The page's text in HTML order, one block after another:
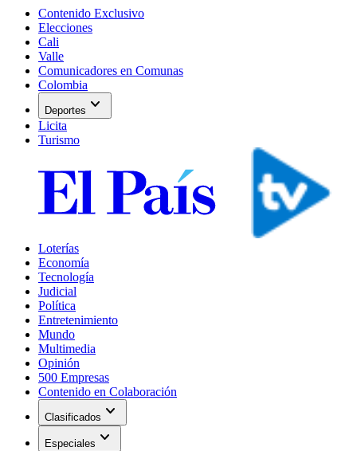
Contenido Exclusivo
Elecciones
Cali
Valle
Comunicadores en Comunas
Colombia
Deportes expand_more
Licita
Turismo
Loterías
Economía
Tecnología
Judicial
Política
Entretenimiento
Mundo
Multimedia
Opinión
500 Empresas
Contenido en Colaboración
Clasificados expand_more
Especiales expand_more